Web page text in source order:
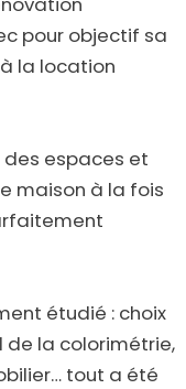
pour objectif sa
la location
des espaces et
maison à la fois
étudié : choix
la colorimétrie,
tout a été